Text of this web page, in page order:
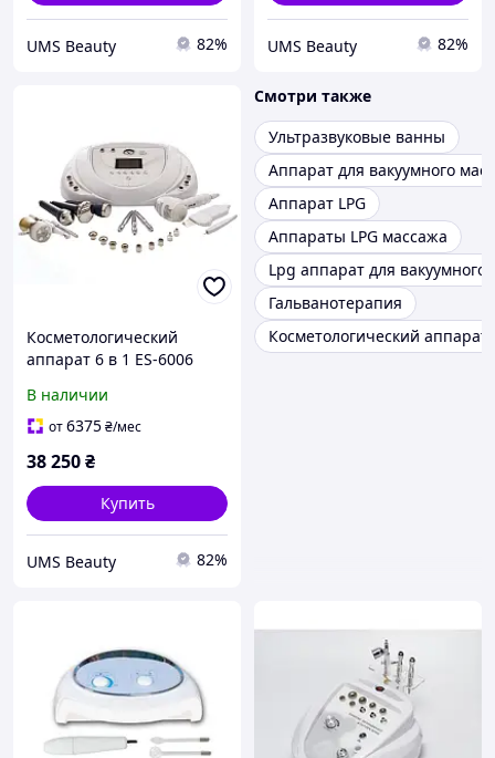
UMS Beauty 82% UMS Beauty 82%
Косметологический
аппарат 6 в 1 ES-6006
В наличии
от6375₴/мес
38 250₴
Купить
UMS Beauty 82%
Смотри также
Ультразвуковые ванны
Аппарат для вакуумного
Аппарат LPG
Аппараты LPG массажа
Lpg аппарат для вакуумного
Гальванотерапия
Косметологический аппарат